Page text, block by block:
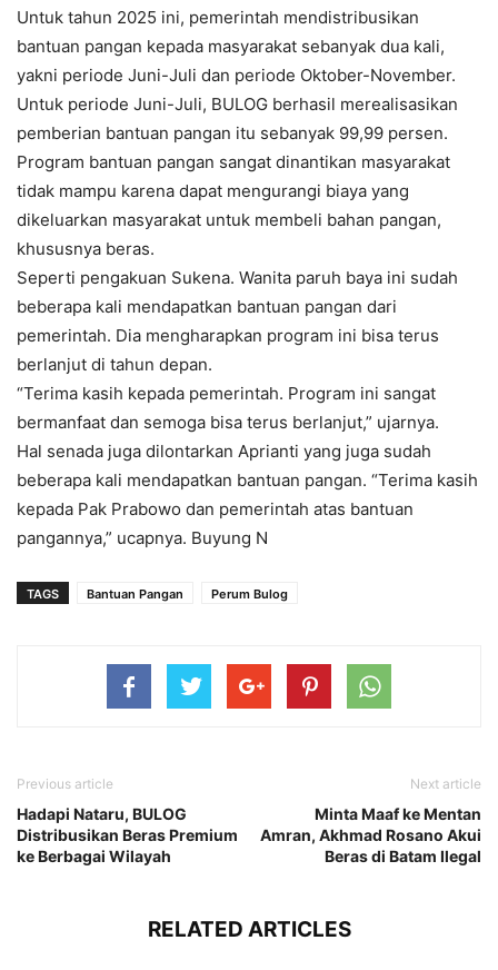
Untuk tahun 2025 ini, pemerintah mendistribusikan
bantuan pangan kepada masyarakat sebanyak dua kali,
yakni periode Juni-Juli dan periode Oktober-November.
Untuk periode Juni-Juli, BULOG berhasil merealisasikan
pemberian bantuan pangan itu sebanyak 99,99 persen.
Program bantuan pangan sangat dinantikan masyarakat
tidak mampu karena dapat mengurangi biaya yang
dikeluarkan masyarakat untuk membeli bahan pangan,
khususnya beras.
Seperti pengakuan Sukena. Wanita paruh baya ini sudah
beberapa kali mendapatkan bantuan pangan dari
pemerintah. Dia mengharapkan program ini bisa terus
berlanjut di tahun depan.
“Terima kasih kepada pemerintah. Program ini sangat
bermanfaat dan semoga bisa terus berlanjut,” ujarnya.
Hal senada juga dilontarkan Aprianti yang juga sudah
beberapa kali mendapatkan bantuan pangan. “Terima kasih
kepada Pak Prabowo dan pemerintah atas bantuan
pangannya,” ucapnya. Buyung N
TAGS Bantuan Pangan Perum Bulog
Previous article
Hadapi Nataru, BULOG
Distribusikan Beras Premium
ke Berbagai Wilayah
Next article
Minta Maaf ke Mentan
Amran, Akhmad Rosano Akui
Beras di Batam Ilegal
RELATED ARTICLES